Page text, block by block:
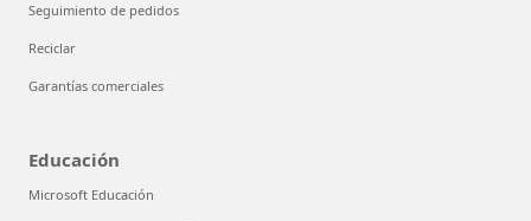
Seguimiento de pedidos
Reciclar
Garantías comerciales
Educación
Microsoft Educación